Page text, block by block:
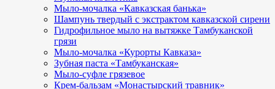
Мыло-мочалка «Кавказская банька»
Шампунь твердый с экстрактом кавказской сирени
Гидрофильное мыло на вытяжке Тамбуканской
грязи
Мыло-мочалка «Курорты Кавказа»
Зубная паста «Тамбуканская»
Мыло-суфле грязевое
Крем-бальзам «Монастырский травник»